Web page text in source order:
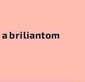
a briliantom